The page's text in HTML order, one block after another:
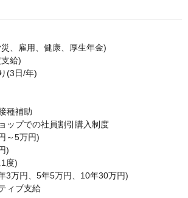
、雇用、健康、厚生年金)
給)
(3日/年)
種補助
ップでの社員割引購入制度
～5万円)
)
度)
3万円、5年5万円、10年30万円)
ィブ支給